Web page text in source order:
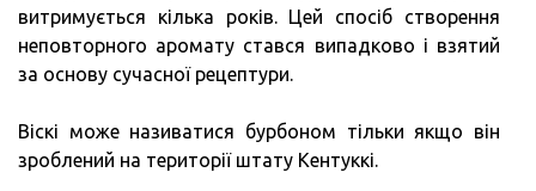
витримується кілька років. Цей спосіб створення
неповторного аромату стався випадково і взятий
за основу сучасної рецептури.
Віскі може називатися бурбоном тільки якщо він
зроблений на території штату Кентуккі.